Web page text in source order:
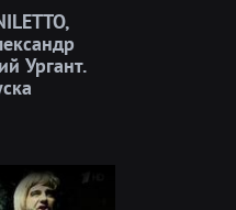
Ургант.